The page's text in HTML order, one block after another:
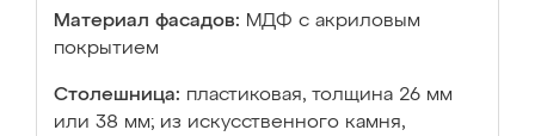
Материал фасадов: МДФ с акриловым
покрытием
Столешница: пластиковая, толщина 26 мм
или 38 мм; из искусственного камня,